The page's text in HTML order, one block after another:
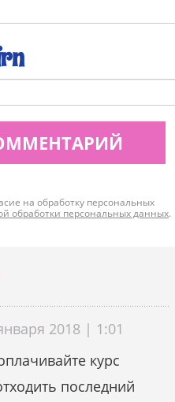
на обработку персональных
обработки персональных данных.
2018 | 1:01
курс
последний